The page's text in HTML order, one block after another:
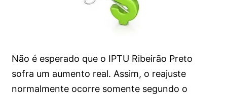
Não é esperado que o IPTU Ribeirão Preto
sofra um aumento real. Assim, o reajuste
normalmente ocorre somente segundo o